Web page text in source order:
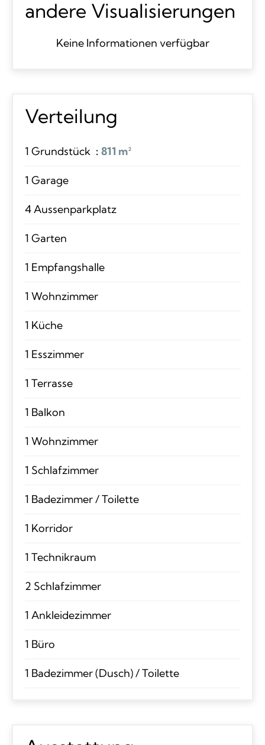
andere Visualisierungen
Keine Informationen verfügbar
Verteilung
1 Grundstück 811 m²
1 Garage
4 Aussenparkplatz
1 Garten
1 Empfangshalle
1 Wohnzimmer
1 Küche
1 Esszimmer
1 Terrasse
1 Balkon
1 Wohnzimmer
1 Schlafzimmer
1 Badezimmer / Toilette
1 Korridor
1 Technikraum
2 Schlafzimmer
1 Ankleidezimmer
1 Büro
1 Badezimmer (Dusch) / Toilette